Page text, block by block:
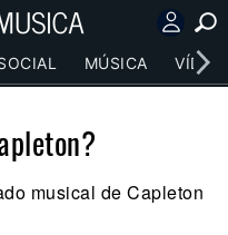
MÚSICA
musical de Capleton